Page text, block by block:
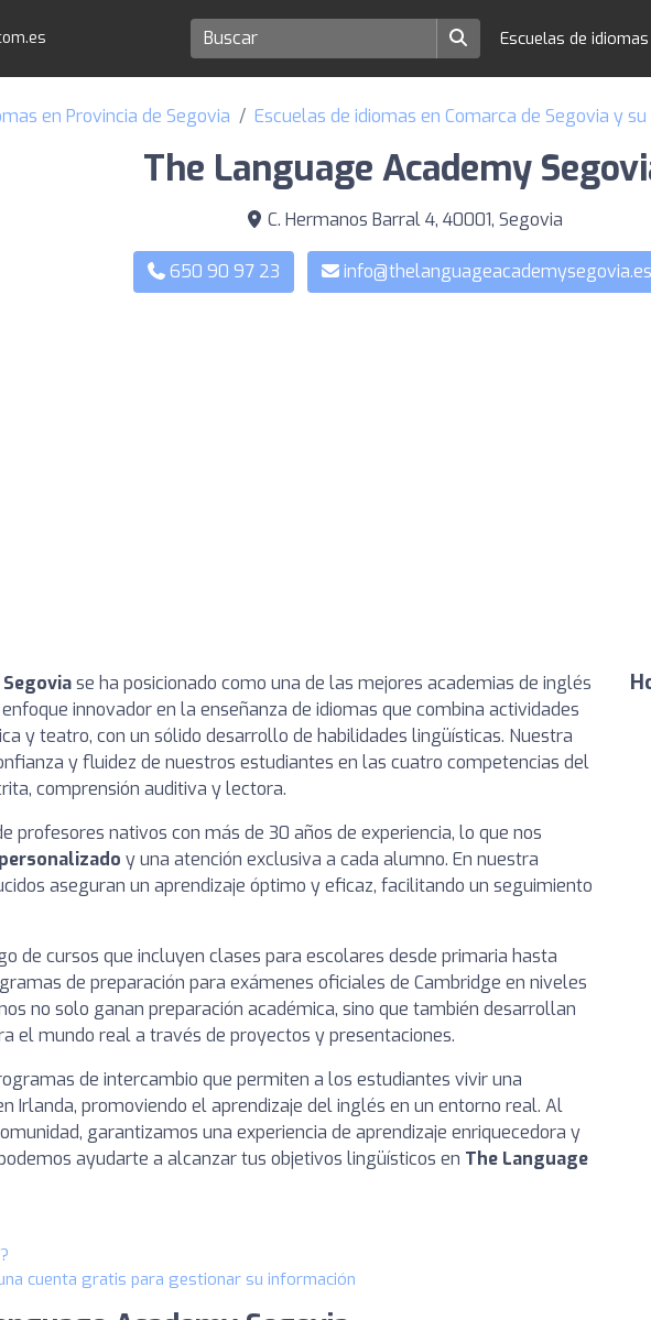
Escuelas de idiomas
en Provincia de Segovia Escuelas de idiomas en Comarca de Segovia y
The Language Academy
C. Hermanos Barral 4, 40001, Segovia
650 90 97 23 info@thelanguageacademysegovia.es
se ha posicionado como una de las mejores academias de inglés
innovador en la enseñanza de idiomas que combina actividades
y teatro, con un sólido desarrollo de habilidades lingüísticas. Nuestra
y fluidez de nuestros estudiantes en las cuatro competencias del
comprensión auditiva y lectora.
profesores nativos con más de 30 años de experiencia, lo que nos
y una atención exclusiva a cada alumno. En nuestra
aseguran un aprendizaje óptimo y eficaz, facilitando un seguimiento
de cursos que incluyen clases para escolares desde primaria hasta
de preparación para exámenes oficiales de Cambridge en niveles
no solo ganan preparación académica, sino que también desarrollan
el mundo real a través de proyectos y presentaciones.
de intercambio que permiten a los estudiantes vivir una
Irlanda, promoviendo el aprendizaje del inglés en un entorno real. Al
garantizamos una experiencia de aprendizaje enriquecedora y
ayudarte a alcanzar tus objetivos lingüísticos en The Language
cuenta gratis para gestionar su información